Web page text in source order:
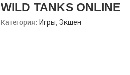
WILD TANKS ONLINE
Категория: Игры, Экшен